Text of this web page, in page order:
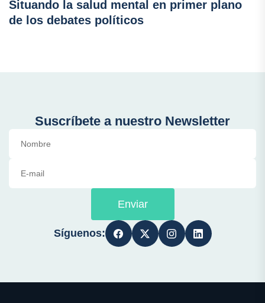
Situando la salud mental en primer plano
de los debates políticos
Suscríbete a nuestro Newsletter
Enviar
Síguenos: